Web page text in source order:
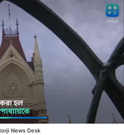
News Desk
Unmute
/